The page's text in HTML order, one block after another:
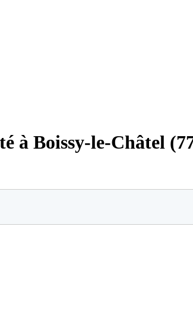
à Boissy-le-Châtel